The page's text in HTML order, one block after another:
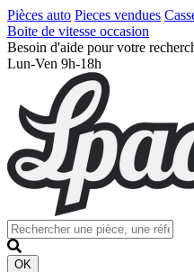
Pièces auto Pieces vendues
Boite de vitesse occasion
Besoin d'aide pour votre
Lun-Ven 9h-18h
OK